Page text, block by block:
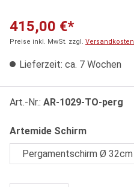
415,00 €*
Preise inkl. MwSt. zzgl. Versandkosten
Lieferzeit: ca. 7 Wochen
Art.-Nr.: AR-1029-TO-perg
Artemide Schirmauswählen